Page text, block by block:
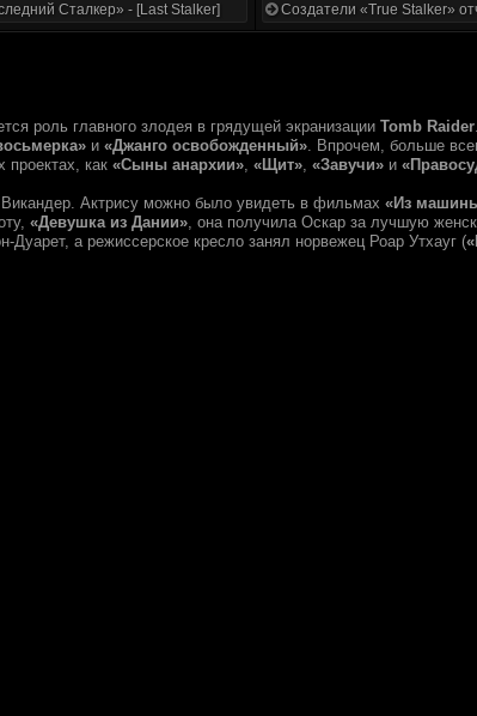
Сталкер» - [Last Stalker]
Создатели «True Stalker»
роль главного злодея в грядущей экранизации Tomb Raider
и «Джанго освобожденный». Впрочем, больше
проектах, как «Сыны анархии», «Щит», «Завучи» и
Актрису можно было увидеть в фильмах «Из
«Девушка из Дании», она получила Оскар за лучшую
а режиссерское кресло занял норвежец Роар Утхауг (